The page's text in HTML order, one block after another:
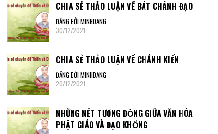
CHIA SẺ THẢO LUẬN VỀ BÁT CHÁNH ĐẠO
ĐĂNG BỞI MINHDANG
30/12/2021
CHIA SẺ THẢO LUẬN VỀ CHÁNH KIẾN
ĐĂNG BỞI MINHDANG
20/12/2021
NHỮNG NÉT TƯƠNG ĐỒNG GIỮA VĂN HÓA
PHẬT GIÁO VÀ ĐẠO KHỔNG